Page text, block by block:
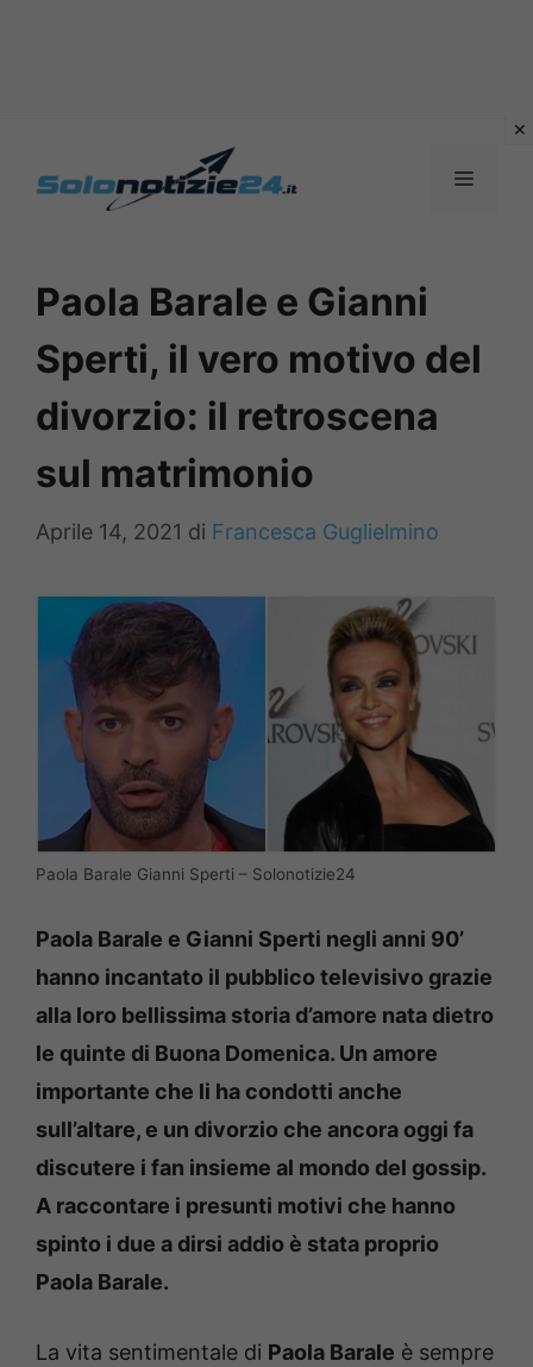
MENU
Paola Barale e Gianni
Sperti, il vero motivo del
divorzio: il retroscena
sul matrimonio
Aprile 14, 2021 di Francesca Guglielmino
Paola Barale Gianni Sperti – Solonotizie24
Paola Barale e Gianni Sperti negli anni 90’
hanno incantato il pubblico televisivo grazie
alla loro bellissima storia d’amore nata dietro
le quinte di Buona Domenica. Un amore
importante che li ha condotti anche
sull’altare, e un divorzio che ancora oggi fa
discutere i fan insieme al mondo del gossip.
A raccontare i presunti motivi che hanno
spinto i due a dirsi addio è stata proprio
Paola Barale.
La vita sentimentale di Paola Barale è sempre